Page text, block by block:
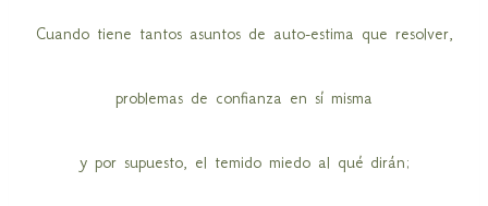
Cuando tiene tantos asuntos de auto-estima que resolver,
problemas de confianza en sí misma
y por supuesto, el temido miedo al qué dirán;